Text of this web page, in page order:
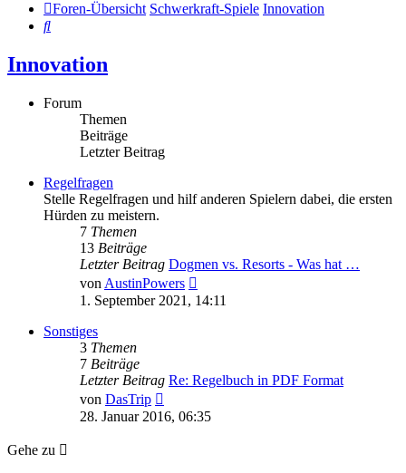
Foren-Übersicht Schwerkraft-Spiele Innovation
Suche
Innovation
Forum
Themen
Beiträge
Letzter Beitrag
Regelfragen
Stelle Regelfragen und hilf anderen Spielern dabei, die ersten
Hürden zu meistern.
7 Themen
13 Beiträge
Letzter Beitrag Dogmen vs. Resorts - Was hat …
von AustinPowers
Beitrag
1. September 2021, 14:11
Sonstiges
3 Themen
7 Beiträge
Letzter Beitrag Re: Regelbuch in PDF Format
von DasTrip
Beitrag
28. Januar 2016, 06:35
Gehe zu